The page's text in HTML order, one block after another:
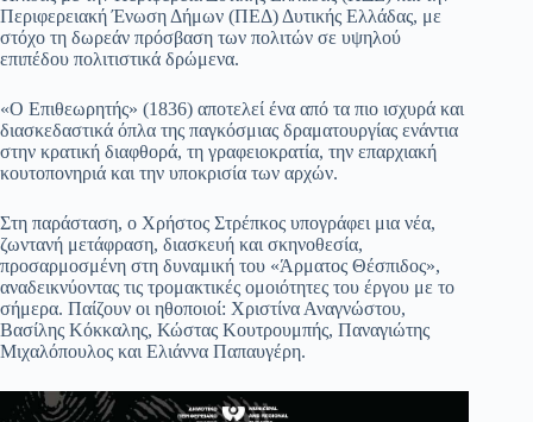
Περιφερειακή Ένωση Δήμων (ΠΕΔ) Δυτικής Ελλάδας, με
στόχο τη δωρεάν πρόσβαση των πολιτών σε υψηλού
επιπέδου πολιτιστικά δρώμενα.
«Ο Επιθεωρητής» (1836) αποτελεί ένα από τα πιο ισχυρά και
διασκεδαστικά όπλα της παγκόσμιας δραματουργίας ενάντια
στην κρατική διαφθορά, τη γραφειοκρατία, την επαρχιακή
κουτοπονηριά και την υποκρισία των αρχών.
Στη παράσταση, ο Χρήστος Στρέπκος υπογράφει μια νέα,
ζωντανή μετάφραση, διασκευή και σκηνοθεσία,
προσαρμοσμένη στη δυναμική του «Άρματος Θέσπιδος»,
αναδεικνύοντας τις τρομακτικές ομοιότητες του έργου με το
σήμερα. Παίζουν οι ηθοποιοί: Χριστίνα Αναγνώστου,
Βασίλης Κόκκαλης, Κώστας Κουτρουμπής, Παναγιώτης
Μιχαλόπουλος και Ελιάννα Παπαυγέρη.